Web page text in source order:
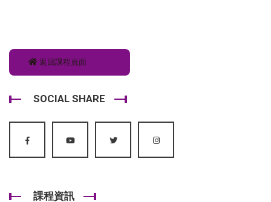
返回課程頁面
SOCIAL SHARE
課程資訊